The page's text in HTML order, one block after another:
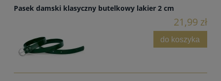
Pasek damski klasyczny butelkowy lakier 2 cm
21,99 zł
do koszyka